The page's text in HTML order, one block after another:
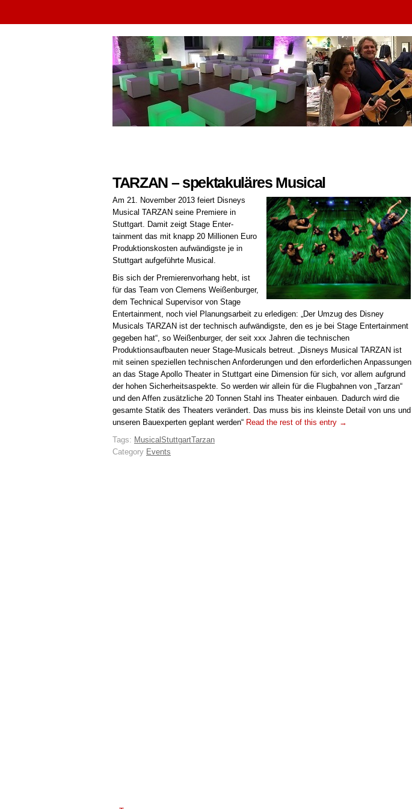
TARZAN – spektakuläres Musical
Am 21. November 2013 feiert Disneys
Musical TARZAN seine Premiere in
Stuttgart. Damit zeigt Stage Enter-
tainment das mit knapp 20 Millionen Euro
Produktionskosten aufwändigste je in
Stuttgart aufgeführte Musical.
Bis sich der Premierenvorhang hebt, ist
für das Team von Clemens Weißenburger,
dem Technical Supervisor von Stage
Entertainment, noch viel Planungsarbeit zu erledigen: „Der Umzug des Disney
Musicals TARZAN ist der technisch aufwändigste, den es je bei Stage Entertainment
gegeben hat“, so Weißenburger, der seit xxx Jahren die technischen
Produktionsaufbauten neuer Stage-Musicals betreut. „Disneys Musical TARZAN ist
mit seinen speziellen technischen Anforderungen und den erforderlichen Anpassungen
an das Stage Apollo Theater in Stuttgart eine Dimension für sich, vor allem aufgrund
der hohen Sicherheitsaspekte. So werden wir allein für die Flugbahnen von „Tarzan“
und den Affen zusätzliche 20 Tonnen Stahl ins Theater einbauen. Dadurch wird die
gesamte Statik des Theaters verändert. Das muss bis ins kleinste Detail von uns und
unseren Bauexperten geplant werden“ Read the rest of this entry →
Tags: Musical StuttgartTarzan
Category Events